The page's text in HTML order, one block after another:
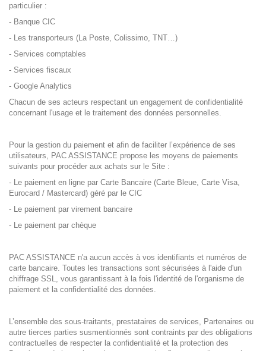
particulier :
- Banque CIC
- Les transporteurs (La Poste, Colissimo, TNT…)
- Services comptables
- Services fiscaux
- Google Analytics
Chacun de ses acteurs respectant un engagement de confidentialité
concernant l'usage et le traitement des données personnelles.
Pour la gestion du paiement et afin de faciliter l’expérience de ses
utilisateurs, PAC ASSISTANCE propose les moyens de paiements
suivants pour procéder aux achats sur le Site :
- Le paiement en ligne par Carte Bancaire (Carte Bleue, Carte Visa,
Eurocard / Mastercard) géré par le CIC
- Le paiement par virement bancaire
- Le paiement par chèque
PAC ASSISTANCE n'a aucun accès à vos identifiants et numéros de
carte bancaire. Toutes les transactions sont sécurisées à l'aide d'un
chiffrage SSL, vous garantissant à la fois l'identité de l'organisme de
paiement et la confidentialité des données.
L’ensemble des sous-traitants, prestataires de services, Partenaires ou
autre tierces parties susmentionnés sont contraints par des obligations
contractuelles de respecter la confidentialité et la protection des